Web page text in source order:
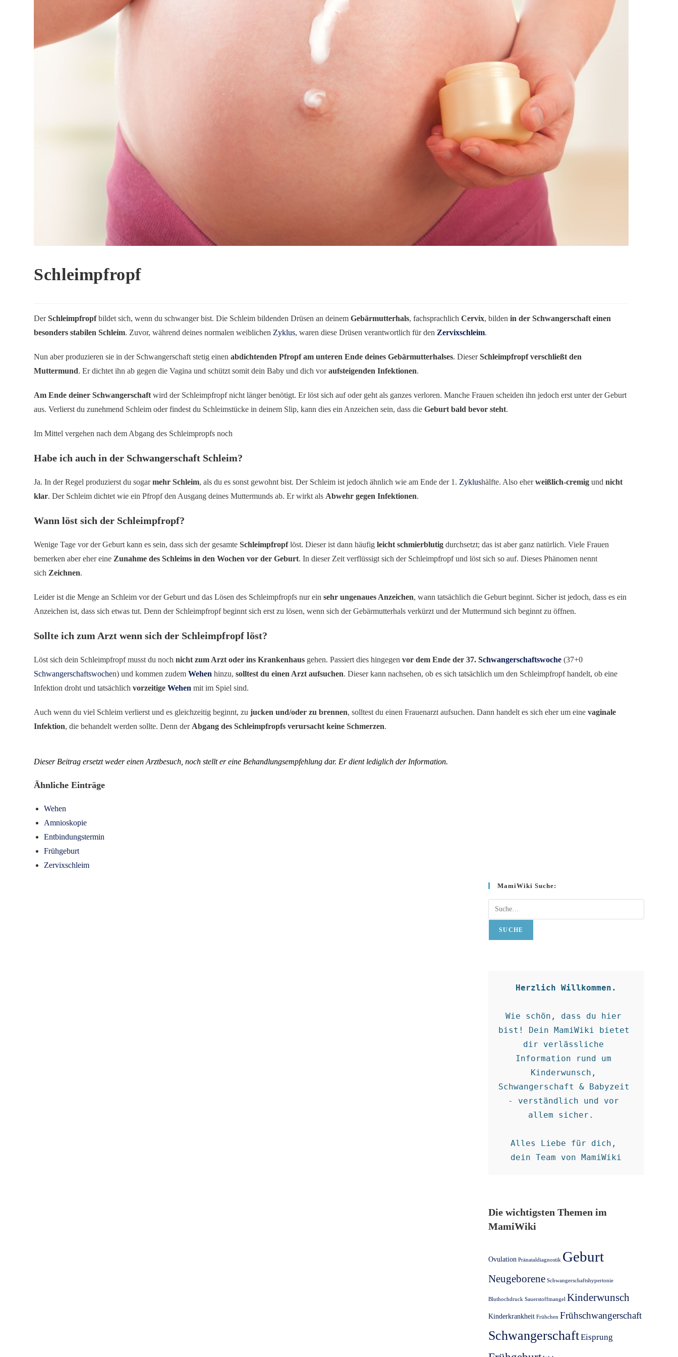
Schleimpfropf
DerSchleimpfropfbildet sich, wenn du schwanger bist. Die Schleim bildenden Drüsen an deinemGebärmutterhals, fachsprachlichCervix, bildenin der Schwangerschaft einen
besonders stabilen Schleim. Zuvor, während deines normalen weiblichen Zyklus, waren diese Drüsen verantwortlich für den Zervixschleim.
Nun aber produzieren sie in der Schwangerschaft stetig einenabdichtenden Pfropf am unteren Ende deines Gebärmutterhalses. DieserSchleimpfropf verschließt den
Muttermund. Er dichtet ihn ab gegen die Vagina und schützt somit dein Baby und dich voraufsteigenden Infektionen.
Am Ende deiner Schwangerschaft wird der Schleimpfropf nicht länger benötigt. Er löst sich auf oder geht als ganzes verloren. Manche Frauen scheiden ihn jedoch erst unter der Geburt
aus. Verlierst du zunehmend Schleim oder findest du Schleimstücke in deinem Slip, kann dies ein Anzeichen sein, dass dieGeburt bald bevor steht.
Im Mittel vergehen nach dem Abgang des Schleimpropfs noch
Habe ich auch in der Schwangerschaft Schleim?
Ja. In der Regel produzierst du sogarmehr Schleim, als du es sonst gewohnt bist. Der Schleim ist jedoch ähnlich wie am Ende der 1. Zyklushälfte. Also eherweißlich-cremig undnicht
klar. Der Schleim dichtet wie ein Pfropf den Ausgang deines Muttermunds ab. Er wirkt als Abwehr gegen Infektionen.
Wann löst sich der Schleimpfropf?
Wenige Tage vor der Geburt kann es sein, dass sich der gesamteSchleimpfropflöst. Dieser ist dann häufigleicht schmierblutig durchsetzt; das ist aber ganz natürlich. Viele Frauen
bemerken aber eher eine Zunahme des Schleims in den Wochen vor der Geburt. In dieser Zeit verflüssigt sich der Schleimpfropf und löst sich so auf. Dieses Phänomen nennt
sich Zeichnen.
Leider ist die Menge an Schleim vor der Geburt und das Lösen des Schleimpfropfs nur einsehr ungenaues Anzeichen, wann tatsächlich die Geburt beginnt. Sicher ist jedoch, dass es ein
Anzeichen ist, dass sich etwas tut. Denn der Schleimpfropf beginnt sich erst zu lösen, wenn sich der Gebärmutterhals verkürzt und der Muttermund sich beginnt zu öffnen.
Sollte ich zum Arzt wenn sich der Schleimpfropf löst?
Löst sich dein Schleimpfropf musst du nochnicht zum Arzt oder ins Krankenhaus gehen. Passiert dies hingegenvor dem Ende der 37.Schwangerschaftswoche (37+0
Schwangerschaftswochen) und kommen zudem Wehen hinzu, solltest du einen Arzt aufsuchen. Dieser kann nachsehen, ob es sich tatsächlich um den Schleimpfropf handelt, ob eine
Infektion droht und tatsächlich vorzeitigeWehen mit im Spiel sind.
Auch wenn du viel Schleim verlierst und es gleichzeitig beginnt, zujucken und/oder zu brennen, solltest du einen Frauenarzt aufsuchen. Dann handelt es sich eher um einevaginale
Infektion, die behandelt werden sollte. Denn der Abgang des Schleimpfropfs verursacht keine Schmerzen.
Dieser Beitrag ersetzt weder einen Arztbesuch, noch stellt er eine Behandlungsempfehlung dar. Er dient lediglich der Information.
Ähnliche Einträge
Wehen
Amnioskopie
Entbindungstermin
Frühgeburt
Zervixschleim
MamiWiki Suche:
Suche
SUCHE
Herzlich Willkommen.
Wie schön, dass du hier
bist! Dein MamiWiki bietet
dir verlässliche
Information rund um
Kinderwunsch,
Schwangerschaft & Babyzeit
- verständlich und vor
allem sicher.
Alles Liebe für dich,
dein Team von MamiWiki
Die wichtigsten Themen im
MamiWiki
Ovulation Pränataldiagnostik Geburt
Neugeborene Schwangerschaftshypertonie
Bluthochdruck Sauerstoffmangel Kinderwunsch
Kinderkrankheit Frühchen Frühschwangerschaft
SchwangerschaftEisprung